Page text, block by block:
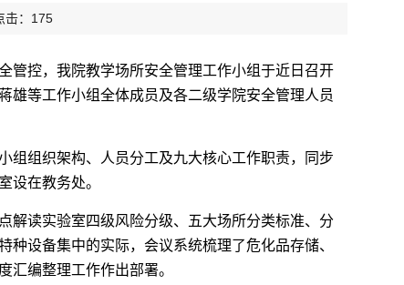
： 175
管控，我院教学场所安全管理工作小组于近日召开
雄等工作小组全体成员及各二级学院安全管理人员
组组织架构、人员分工及九大核心工作职责，同步
设在教务处。
解读实验室四级风险分级、五大场所分类标准、分
设备集中的实际，会议系统梳理了危化品存储、
汇编整理工作作出部署。